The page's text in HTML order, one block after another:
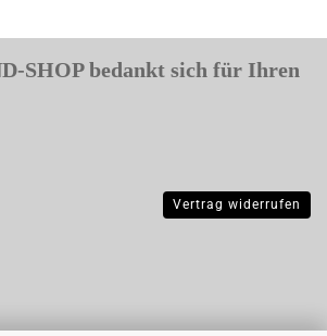
SHOP bedankt sich für Ihren
Vertrag widerrufen